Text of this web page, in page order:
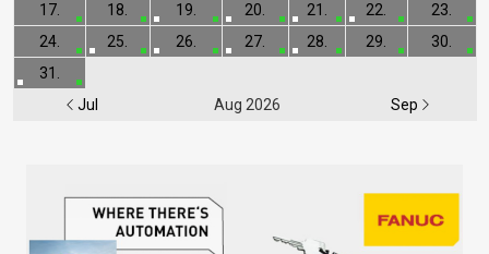
Jul Aug 2026 Sep
17.
18. 19. 20. 21. 22.
23.
24.
25. 26. 27. 28. 29.
30.
31.